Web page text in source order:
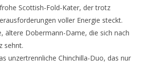
Scottish-Fold-Kater, der trotz
voller Energie steckt.
ältere Dobermann-Dame, die sich nach
sehnt.
unzertrennliche Chinchilla-Duo, das nur